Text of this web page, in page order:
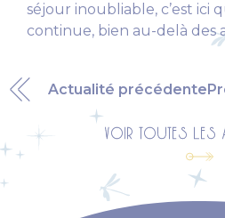
séjour inoubliable, c’est ici
continue, bien au-delà des
Actualité précédente
VOIR TOUTES LES